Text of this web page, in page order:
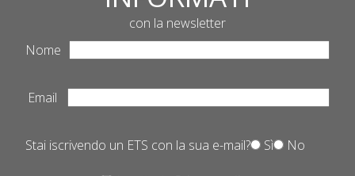
con la newsletter
Nome
Email
Stai iscrivendo un ETS con la sua e-mail? Sì No